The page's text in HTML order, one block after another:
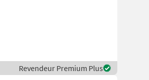
Revendeur Premium Plus